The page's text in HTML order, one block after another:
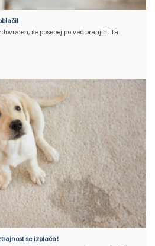
še posebej po več pranjih. Ta
se izplača!